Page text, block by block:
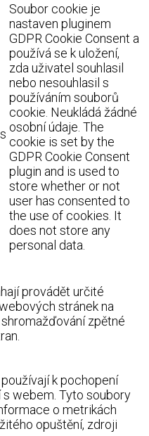
Soubor cookie je
nastaven pluginem
GDPR Cookie Consent a
používá se k uložení,
zda uživatel souhlasil
nebo nesouhlasil s
používáním souborů
cookie. Neukládá žádné
osobní údaje. The
cookie is set by the
GDPR Cookie Consent
plugin and is used to
store whether or not
user has consented to
the use of cookies. It
does not store any
personal data.
provádět určité
stránek na
zpětné
k pochopení
webem. Tyto soubory
o metrikách
opuštění, zdroji